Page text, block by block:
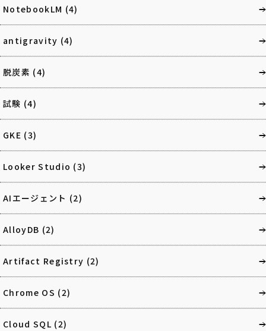
NotebookLM (4)
antigravity (4)
脱炭素 (4)
試験 (4)
GKE (3)
Looker Studio (3)
AIエージェント (2)
AlloyDB (2)
Artifact Registry (2)
Chrome OS (2)
Cloud SQL (2)